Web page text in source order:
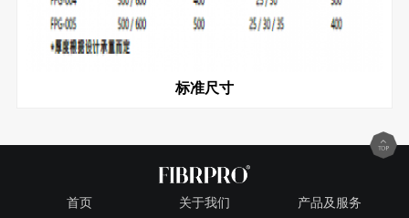
标准尺寸
首页 关于我们
产品及服务